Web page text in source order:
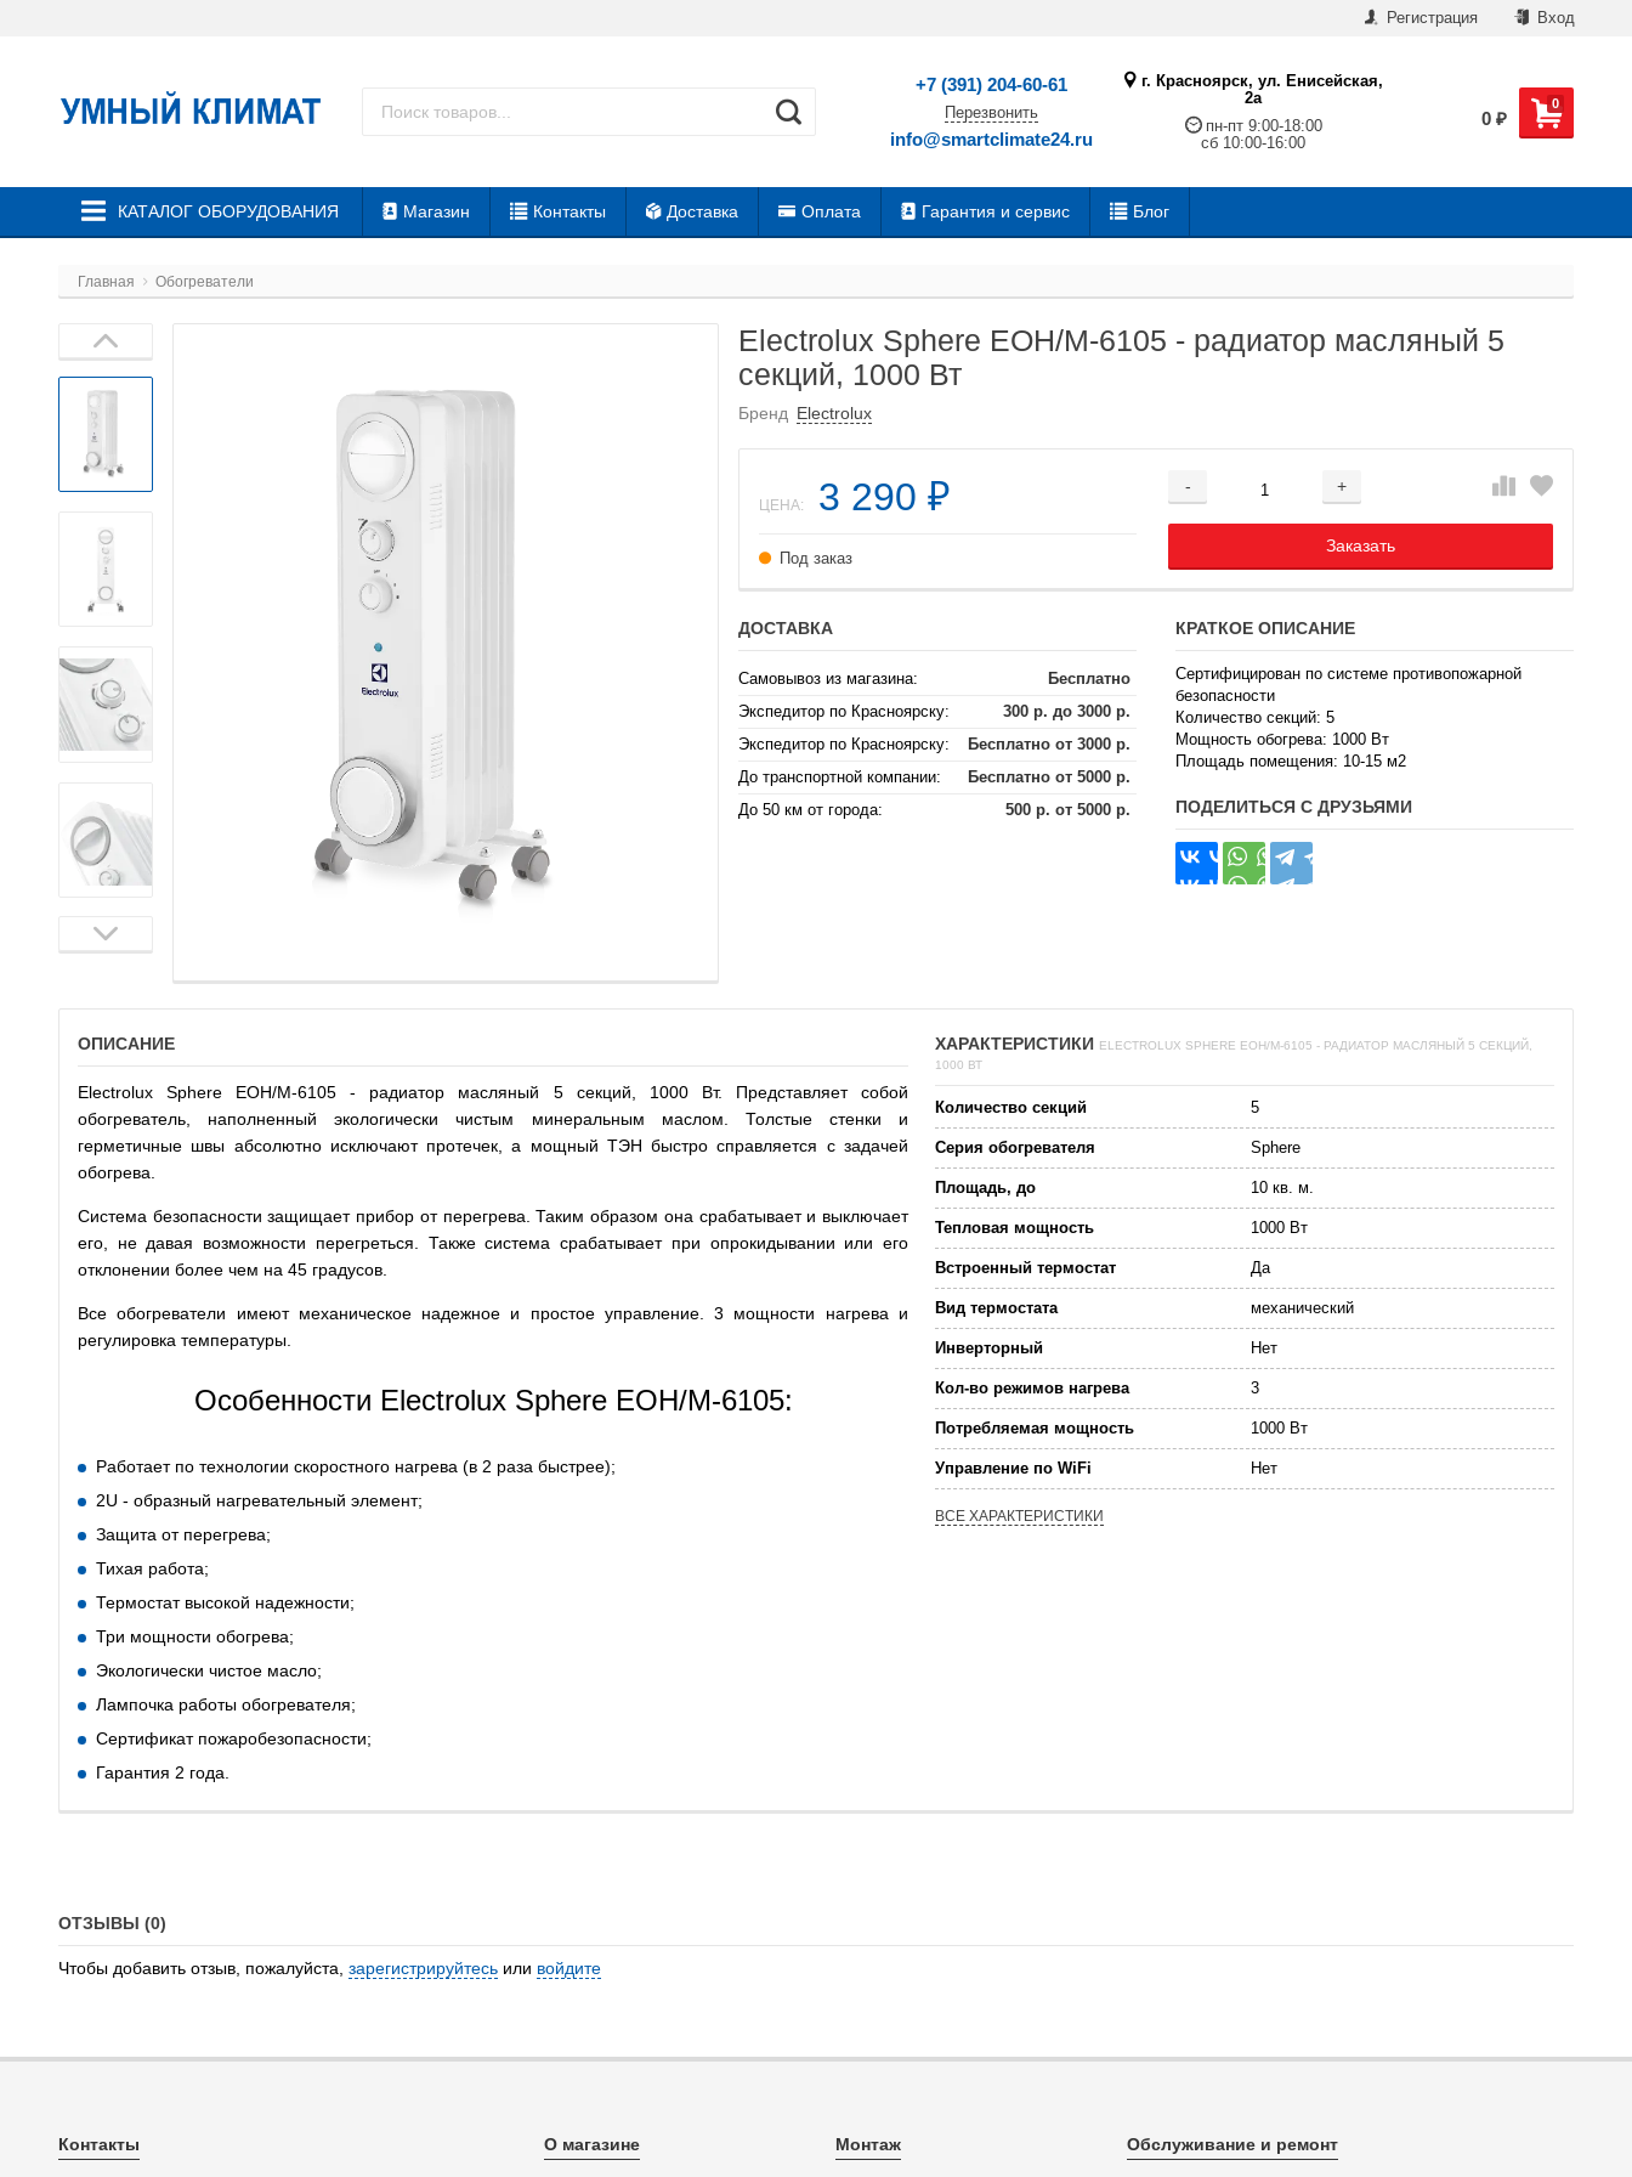
Регистрация Вход
+7 (391) 204-60-61
Перезвонить
info@smartclimate24.ru
г. Красноярск, ул. Енисейская,
2а
пн-пт 9:00-18:00
сб 10:00-16:00
0
0 ₽
КАТАЛОГ ОБОРУДОВАНИЯ Магазин Контакты Доставка Оплата Гарантия и сервис Блог
Главная Обогреватели
Electrolux Sphere EOH/M-6105 - радиатор масляный 5
секций, 1000 Вт
Бренд Electrolux
- +
Добавляется...
Заказать
Добавлен
ЦЕНА: 3 290 ₽
Под заказ
ДОСТАВКА
Самовывоз из магазина:
Бесплатно
Экспедитор по Красноярску:
300 р. до 3000 р.
Экспедитор по Красноярску:
Бесплатно от 3000 р.
До транспортной компании:
Бесплатно от 5000 р.
До 50 км от города:
500 р. от 5000 р.
КРАТКОЕ ОПИСАНИЕ
Сертифицирован по системе противопожарной
безопасности
Количество секций: 5
Мощность обогрева: 1000 Вт
Площадь помещения: 10-15 м2
ПОДЕЛИТЬСЯ С ДРУЗЬЯМИ
ХАРАКТЕРИСТИКИ ELECTROLUX SPHERE EOH/M-6105 - РАДИАТОР МАСЛЯНЫЙ 5 СЕКЦИЙ,
1000 ВТ
Количество секций 5
Серия обогревателя Sphere
Площадь, до 10 кв. м.
Тепловая мощность 1000 Вт
Встроенный термостат Да
Вид термостата механический
Инверторный Нет
Кол-во режимов нагрева 3
Потребляемая мощность 1000 Вт
Управление по WiFi Нет
ВСЕ ХАРАКТЕРИСТИКИ
ОПИСАНИЕ
Electrolux Sphere EOH/M-6105 - радиатор масляный 5 секций, 1000 Вт. Представляет собой
обогреватель, наполненный экологически чистым минеральным маслом. Толстые стенки и
герметичные швы абсолютно исключают протечек, а мощный ТЭН быстро справляется с задачей
обогрева.
Система безопасности защищает прибор от перегрева. Таким образом она срабатывает и выключает
его, не давая возможности перегреться. Также система срабатывает при опрокидывании или его
отклонении более чем на 45 градусов.
Все обогреватели имеют механическое надежное и простое управление. 3 мощности нагрева и
регулировка температуры.
Особенности Electrolux Sphere EOH/M-6105:
Работает по технологии скоростного нагрева (в 2 раза быстрее);
2U - образный нагревательный элемент;
Защита от перегрева;
Тихая работа;
Термостат высокой надежности;
Три мощности обогрева;
Экологически чистое масло;
Лампочка работы обогревателя;
Сертификат пожаробезопасности;
Гарантия 2 года.
ОТЗЫВЫ (0)
Чтобы добавить отзыв, пожалуйста, зарегистрируйтесь или войдите
Контакты О магазине Монтаж Обслуживание и ремонт